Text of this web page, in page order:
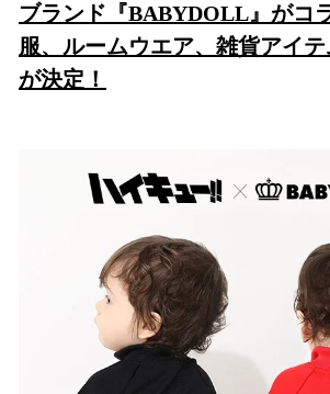
ブランド『BABYDOLL』がコ
服、ルームウエア、雑貨アイ
が決定！